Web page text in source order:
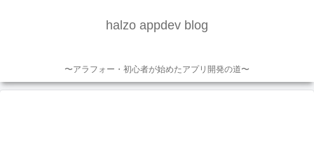
halzo appdev blog
〜アラフォー・初心者が始めたアプリ開発の道〜